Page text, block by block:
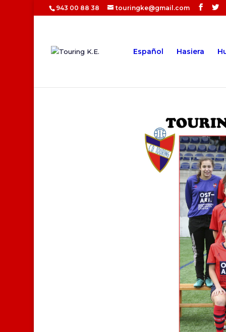
943 00 88 38 touringke@gmail.com
Español Hasiera